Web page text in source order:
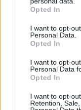
grant or deny
use your data for
consent section.
Opted In
I want to opt-
Personal Data.
Opted In
I want to opt-
Personal Data
Opted In
I want to opt-
Retention,
Καρέτσας και
«ραντεβού» που
πριν 29 λεπτά
Η αμυντική
είναι ίδια με το
Φιντάν
Νίκολιτς μετά το
πριν 39 λεπτά